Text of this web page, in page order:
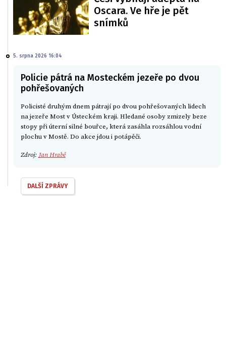
Oscara. Ve hře je pět
snímků
5. srpna 2026 16:04
Policie pátrá na Mosteckém jezeře po dvou
pohřešovaných
Policisté druhým dnem pátrají po dvou pohřešovaných lidech
na jezeře Most v Ústeckém kraji. Hledané osoby zmizely beze
stopy při úterní silné bouřce, která zasáhla rozsáhlou vodní
plochu v Mostě. Do akce jdou i potápěči.
Zdroj: Jan Hrabě
DALŠÍ ZPRÁVY